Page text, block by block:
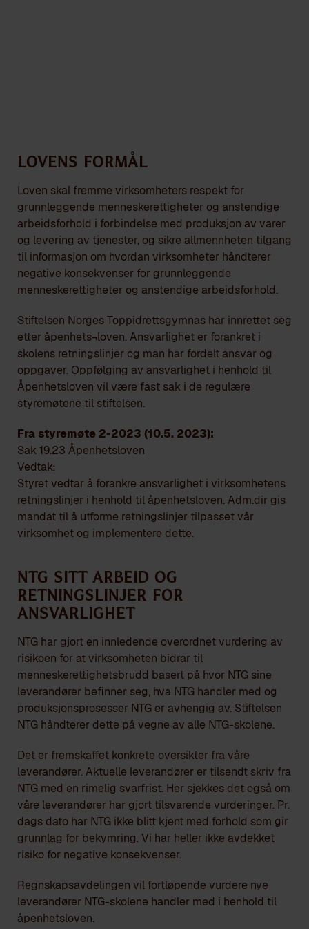
Lovens formål
Loven skal fremme virksomheters respekt for
grunnleggende menneskerettigheter og anstendige
arbeidsforhold i forbindelse med produksjon av varer
og levering av tjenester, og sikre allmennheten tilgang
til informasjon om hvordan virksomheter håndterer
negative konsekvenser for grunnleggende
menneskerettigheter og anstendige arbeidsforhold.
Stiftelsen Norges Toppidrettsgymnas har innrettet seg
etter åpenhets¬loven. Ansvarlighet er forankret i
skolens retningslinjer og man har fordelt ansvar og
oppgaver. Oppfølging av ansvarlighet i henhold til
Åpenhetsloven vil være fast sak i de regulære
styremøtene til stiftelsen.
Fra styremøte 2-2023 (10.5. 2023):
Sak 19.23 Åpenhetsloven
Vedtak:
Styret vedtar å forankre ansvarlighet i virksomhetens
retningslinjer i henhold til åpenhetsloven. Adm.dir gis
mandat til å utforme retningslinjer tilpasset vår
virksomhet og implementere dette.
NTG sitt arbeid og
retningslinjer for
ansvarlighet
NTG har gjort en innledende overordnet vurdering av
risikoen for at virksomheten bidrar til
menneskerettighetsbrudd basert på hvor NTG sine
leverandører befinner seg, hva NTG handler med og
produksjonsprosesser NTG er avhengig av. Stiftelsen
NTG håndterer dette på vegne av alle NTG-skolene.
Det er fremskaffet konkrete oversikter fra våre
leverandører. Aktuelle leverandører er tilsendt skriv fra
NTG med en rimelig svarfrist. Her sjekkes det også om
våre leverandører har gjort tilsvarende vurderinger. Pr.
dags dato har NTG ikke blitt kjent med forhold som gir
grunnlag for bekymring. Vi har heller ikke avdekket
risiko for negative konsekvenser.
Regnskapsavdelingen vil fortløpende vurdere nye
leverandører NTG-skolene handler med i henhold til
åpenhetsloven.